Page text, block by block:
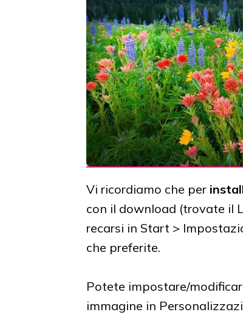
Vi ricordiamo che per
con il download (trovate il
recarsi in Start >
che preferite.
Potete impostare/
immagine in